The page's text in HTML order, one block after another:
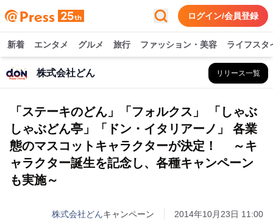
ログイン/会員登録
新着 エンタメ グルメ 旅行 ファッション・美容 ライフスタ
株式会社どん リリース一覧
「ステーキのどん」「フォルクス」 「しゃぶ
しゃぶどん亭」「ドン・イタリアーノ」 各業
態のマスコットキャラクターが決定！ ～キ
ャラクター誕生を記念し、各種キャンペーン
も実施～
株式会社どんキャンペーン 2014年10月23日 11:00